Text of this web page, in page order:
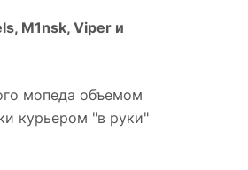
M1nsk, Viper и
мопеда объемом
курьером "в руки"